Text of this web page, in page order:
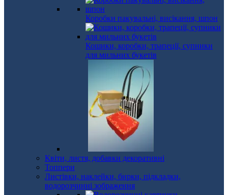
Коробки пакувальні, висікання, шпон
Кошики, коробки, трапеції, супники
для мильних букетів
Квіти, листя, добавки декоративні
Топпери
Листівки, наклейки, бирки, підкладки,
водорозчинні зображення